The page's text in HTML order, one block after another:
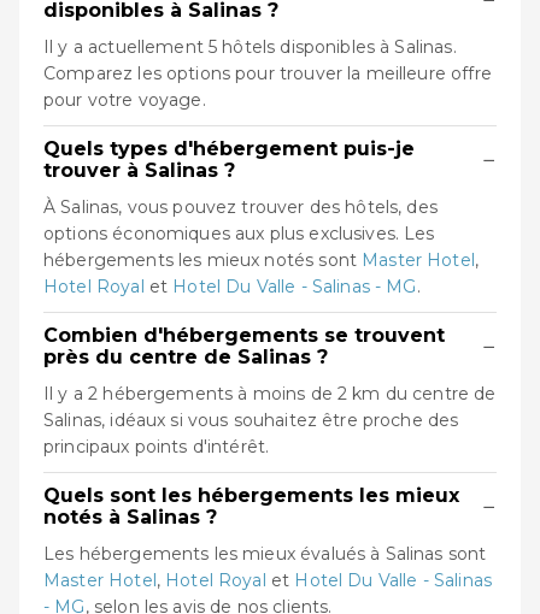
disponibles à Salinas ?
Il y a actuellement 5 hôtels disponibles à Salinas.
Comparez les options pour trouver la meilleure offre
pour votre voyage.
Quels types d'hébergement puis-je
trouver à Salinas ?
−
À Salinas, vous pouvez trouver des hôtels, des
options économiques aux plus exclusives. Les
hébergements les mieux notés sont Master Hotel,
Hotel Royal et Hotel Du Valle - Salinas - MG.
Combien d'hébergements se trouvent
près du centre de Salinas ?
−
Il y a 2 hébergements à moins de 2 km du centre de
Salinas, idéaux si vous souhaitez être proche des
principaux points d'intérêt.
Quels sont les hébergements les mieux
notés à Salinas ?
−
Les hébergements les mieux évalués à Salinas sont
Master Hotel, Hotel Royal et Hotel Du Valle - Salinas
- MG, selon les avis de nos clients.